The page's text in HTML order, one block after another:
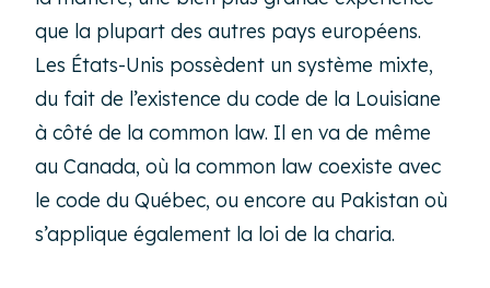
que la plupart des autres pays européens.
Les États-Unis possèdent un système mixte,
du fait de l’existence du code de la Louisiane
à côté de la common law. Il en va de même
au Canada, où la common law coexiste avec
le code du Québec, ou encore au Pakistan où
s’applique également la loi de la charia.